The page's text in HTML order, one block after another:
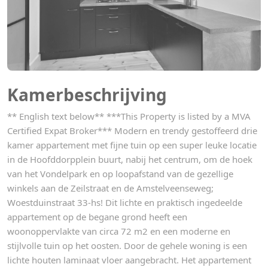
Kamerbeschrijving
** English text below** ***This Property is listed by a MVA
Certified Expat Broker*** Modern en trendy gestoffeerd drie
kamer appartement met fijne tuin op een super leuke locatie
in de Hoofddorpplein buurt, nabij het centrum, om de hoek
van het Vondelpark en op loopafstand van de gezellige
winkels aan de Zeilstraat en de Amstelveenseweg;
Woestduinstraat 33-hs! Dit lichte en praktisch ingedeelde
appartement op de begane grond heeft een
woonoppervlakte van circa 72 m2 en een moderne en
stijlvolle tuin op het oosten. Door de gehele woning is een
lichte houten laminaat vloer aangebracht. Het appartement